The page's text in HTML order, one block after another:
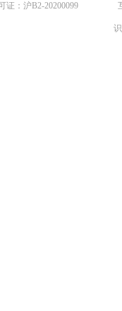
证：沪B2-20200099